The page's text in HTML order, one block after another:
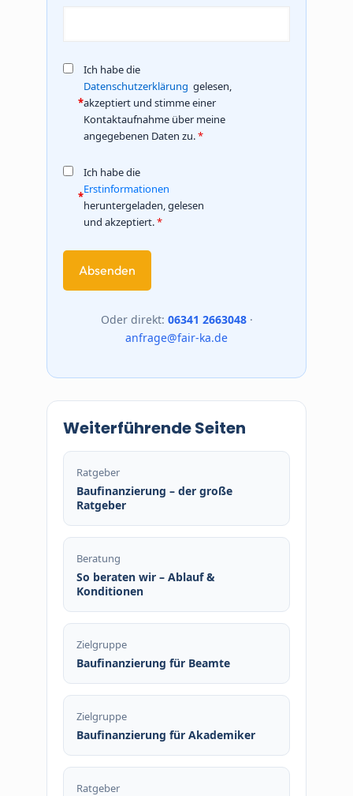
*
Ich habe die
Datenschutzerklärung gelesen,
akzeptiert und stimme einer
Kontaktaufnahme über meine
angegebenen Daten zu.*
*
Ich habe die
Erstinformationen
heruntergeladen, gelesen
und akzeptiert.*
Oder direkt: 06341 2663048·
anfrage@fair-ka.de
Weiterführende Seiten
Ratgeber
Baufinanzierung – der große
Ratgeber
Beratung
So beraten wir – Ablauf &
Konditionen
Zielgruppe
Baufinanzierung für Beamte
Zielgruppe
Baufinanzierung für Akademiker
Ratgeber